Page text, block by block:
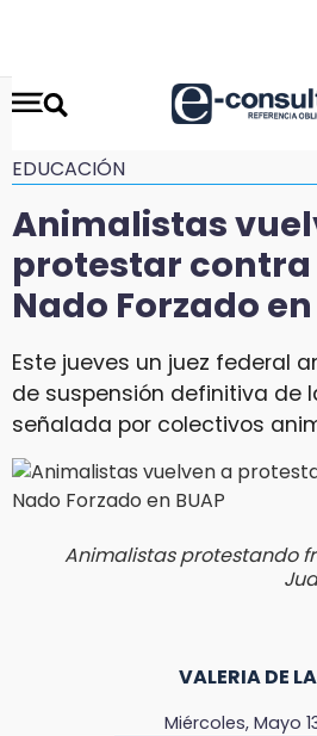
EDUCACIÓN
Animalistas
protestar contra
Nado Forzado en
Este jueves un juez federal
de suspensión definitiva de
señalada por colectivos
Animalistas protestando
VALERIA DE
Miércoles, Mayo